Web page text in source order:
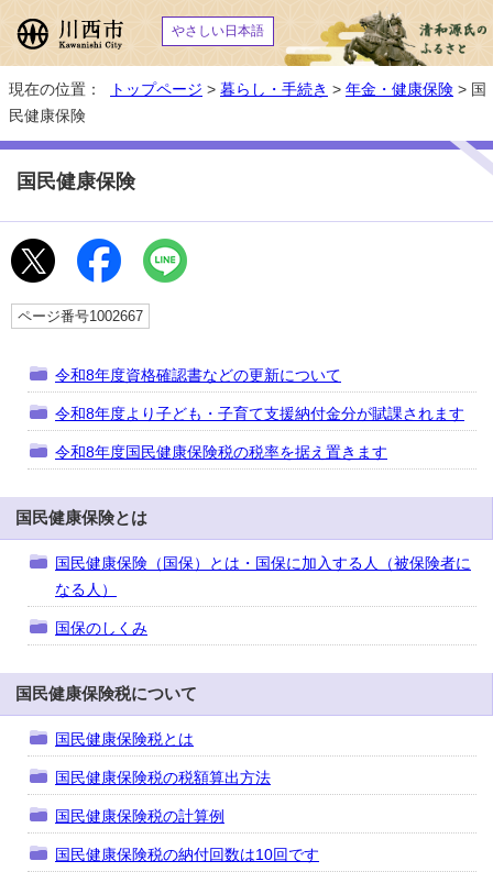
やさしい日本語
現在の位置： トップページ > 暮らし・手続き > 年金・健康保険 > 国
民健康保険
国民健康保険
ページ番号1002667
令和8年度資格確認書などの更新について
令和8年度より子ども・子育て支援納付金分が賦課されます
令和8年度国民健康保険税の税率を据え置きます
国民健康保険とは
国民健康保険（国保）とは・国保に加入する人（被保険者に
なる人）
国保のしくみ
国民健康保険税について
国民健康保険税とは
国民健康保険税の税額算出方法
国民健康保険税の計算例
国民健康保険税の納付回数は10回です